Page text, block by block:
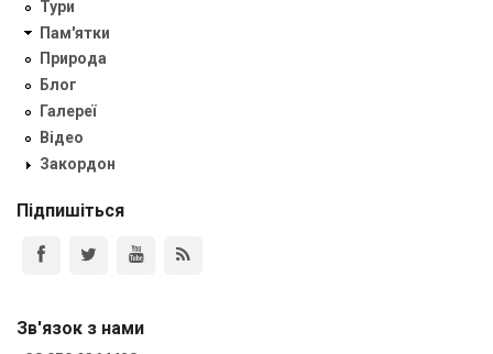
Тури
Пам'ятки
Природа
Блог
Галереї
Відео
Закордон
Підпишіться
Зв'язок з нами